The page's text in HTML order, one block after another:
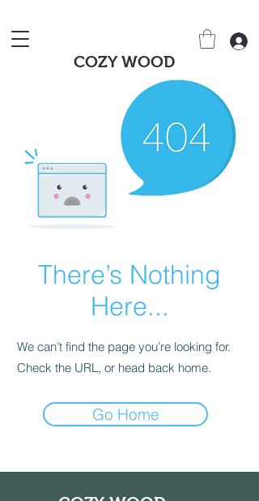
COZY WOOD
There’s Nothing
Here...
We can’t find the page you’re looking for.
Check the URL, or head back home.
Go Home